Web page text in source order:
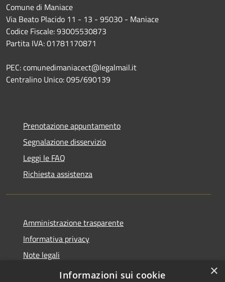
Comune di Maniace
Via Beato Placido 11 - 13 - 95030 - Maniace
Codice Fiscale: 93005530873
Partita IVA: 01781170871
PEC: comunedimaniacect@legalmail.it
Centralino Unico: 095/690139
Prenotazione appuntamento
Segnalazione disservizio
Leggi le FAQ
Richiesta assistenza
Amministrazione trasparente
Informativa privacy
Note legali
Dichiarazione di accessibilità
×
Informazioni sui cookie